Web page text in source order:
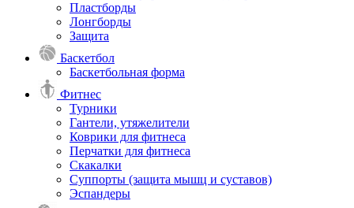
Пластборды
Лонгборды
Защита
Баскетбол
Баскетбольная форма
Фитнес
Турники
Гантели, утяжелители
Коврики для фитнеса
Перчатки для фитнеса
Скакалки
Суппорты (защита мышц и суставов)
Эспандеры